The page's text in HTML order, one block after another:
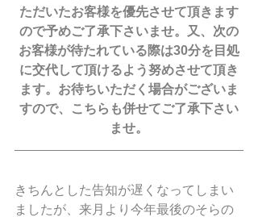
ただいたお客様を優先させて頂きます
ので予めご了承下さいませ。又、次の
お客様が待たれている際は30分を目処
に交代して頂けるよう努めさせて頂き
ます。お待ちいただく場合がございま
すので、こちらも併せてご了承下さい
ませ。
きちんとした告知が遅くなってしまい
ましたが、来月より今年最後のそらの